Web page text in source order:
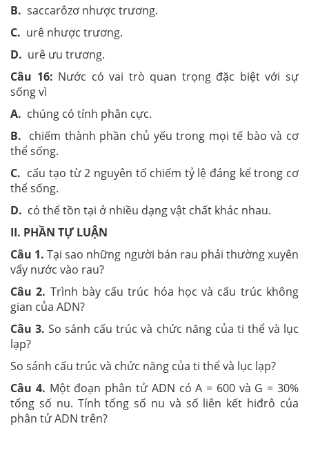
B. saccarôzơ nhược trương.
C. urê nhược trương.
D. urê ưu trương.
Câu 16: Nước có vai trò quan trọng đặc biệt với sự
sống vì
A. chúng có tính phân cực.
B. chiếm thành phần chủ yếu trong mọi tế bào và cơ
thể sống.
C. cấu tạo từ 2 nguyên tố chiếm tỷ lệ đáng kể trong cơ
thể sống.
D. có thể tồn tại ở nhiều dạng vật chất khác nhau.
II. PHẦN TỰ LUẬN
Câu 1. Tại sao những người bán rau phải thường xuyên
vẩy nước vào rau?
Câu 2. Trình bày cấu trúc hóa học và cấu trúc không
gian của ADN?
Câu 3. So sánh cấu trúc và chức năng của ti thể và lục
lạp?
So sánh cấu trúc và chức năng của ti thể và lục lạp?
Câu 4. Một đoạn phân tử ADN có A = 600 và G = 30%
tổng số nu. Tính tổng số nu và số liên kết hiđrô của
phân tử ADN trên?